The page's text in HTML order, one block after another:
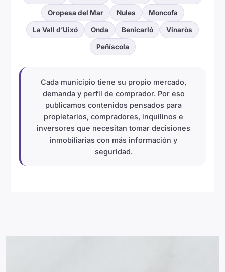
Oropesa del Mar Nules Moncofa
La Vall d’Uixó Onda Benicarló Vinaròs
Peñíscola
Cada municipio tiene su propio mercado,
demanda y perfil de comprador. Por eso
publicamos contenidos pensados para
propietarios, compradores, inquilinos e
inversores que necesitan tomar decisiones
inmobiliarias con más información y
seguridad.